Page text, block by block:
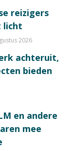
reizigers
licht
2026
achteruit,
bieden
en andere
mee